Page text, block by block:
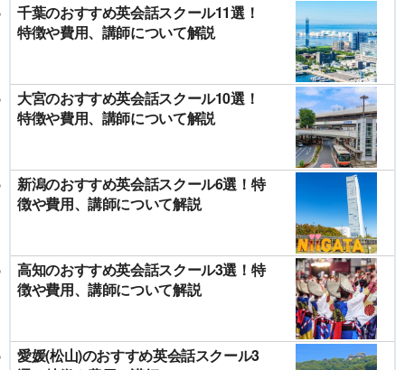
千葉のおすすめ英会話スクール11選！
特徴や費用、講師について解説
大宮のおすすめ英会話スクール10選！
特徴や費用、講師について解説
新潟のおすすめ英会話スクール6選！特
徴や費用、講師について解説
高知のおすすめ英会話スクール3選！特
徴や費用、講師について解説
愛媛(松山)のおすすめ英会話スクール3